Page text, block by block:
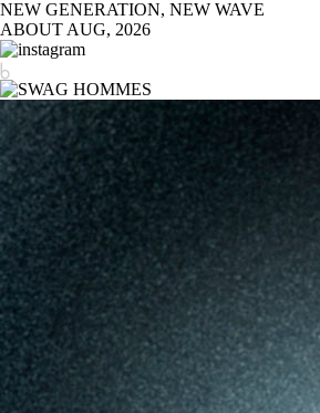
NEW GENERATION, NEW WAVE
ABOUT AUG, 2026